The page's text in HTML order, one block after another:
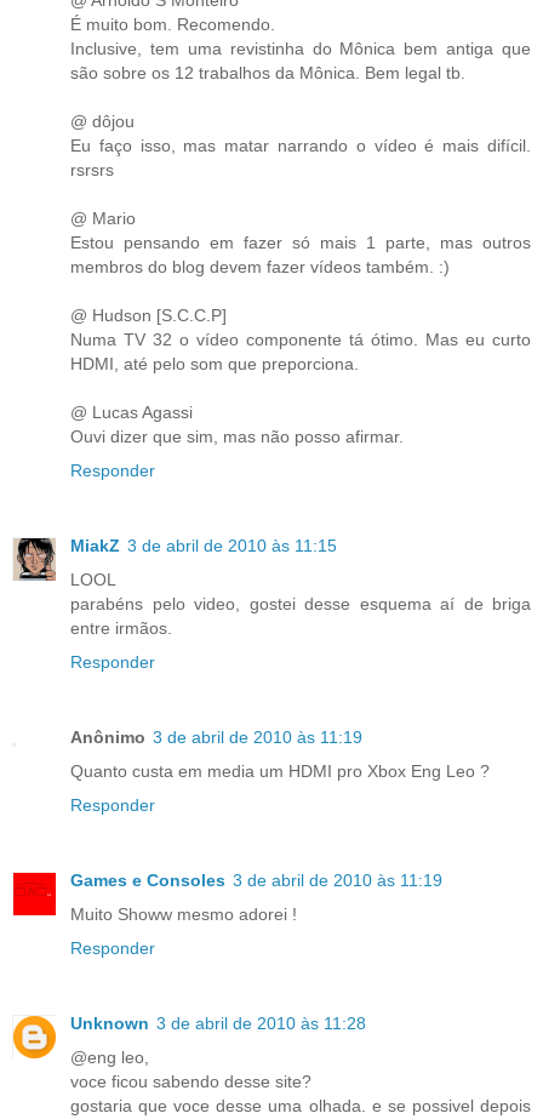
É muito bom. Recomendo.
Inclusive, tem uma revistinha do Mônica bem antiga que
são sobre os 12 trabalhos da Mônica. Bem legal tb.
@ dôjou
Eu faço isso, mas matar narrando o vídeo é mais difícil.
rsrsrs
@ Mario
Estou pensando em fazer só mais 1 parte, mas outros
membros do blog devem fazer vídeos também. :)
@ Hudson [S.C.C.P]
Numa TV 32 o vídeo componente tá ótimo. Mas eu curto
HDMI, até pelo som que preporciona.
@ Lucas Agassi
Ouvi dizer que sim, mas não posso afirmar.
Responder
MiakZ 3 de abril de 2010 às 11:15
LOOL
parabéns pelo video, gostei desse esquema aí de briga
entre irmãos.
Responder
Anônimo 3 de abril de 2010 às 11:19
Quanto custa em media um HDMI pro Xbox Eng Leo ?
Responder
Games e Consoles 3 de abril de 2010 às 11:19
Muito Showw mesmo adorei !
Responder
Unknown 3 de abril de 2010 às 11:28
@eng leo,
voce ficou sabendo desse site?
gostaria que voce desse uma olhada. e se possivel depois